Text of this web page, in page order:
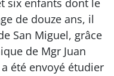
six enfants dont le
de douze ans, il
San Miguel, grâce
de Mgr Juan
été envoyé étudier